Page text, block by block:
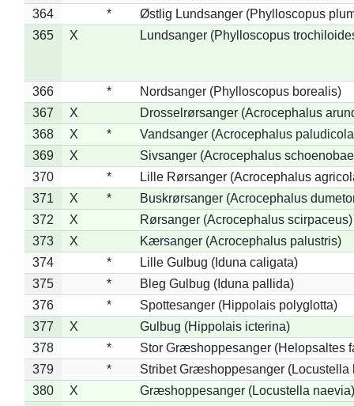
364
*
Østlig Lundsanger (Phylloscopus
365
X Lundsanger (Phylloscopus
366 *
Nordsanger (Phylloscopus borealis)
367
X
Drosselrørsanger (Acrocephalus
368
X *
Vandsanger (Acrocephalus
369
X
Sivsanger (Acrocephalus
370
*
Lille Rørsanger (Acrocephalus
371
X *
Buskrørsanger (Acrocephalus
372
X
Rørsanger (Acrocephalus scirpaceus)
373
X
Kærsanger (Acrocephalus palustris)
374
*
Lille Gulbug (Iduna caligata)
375
*
Bleg Gulbug (Iduna pallida)
376
*
Spottesanger (Hippolais polyglotta)
377
X
Gulbug (Hippolais icterina)
378
*
Stor Græshoppesanger (Helopsaltes
379
*
Stribet Græshoppesanger (Locustella
380
X
Græshoppesanger (Locustella naevia)